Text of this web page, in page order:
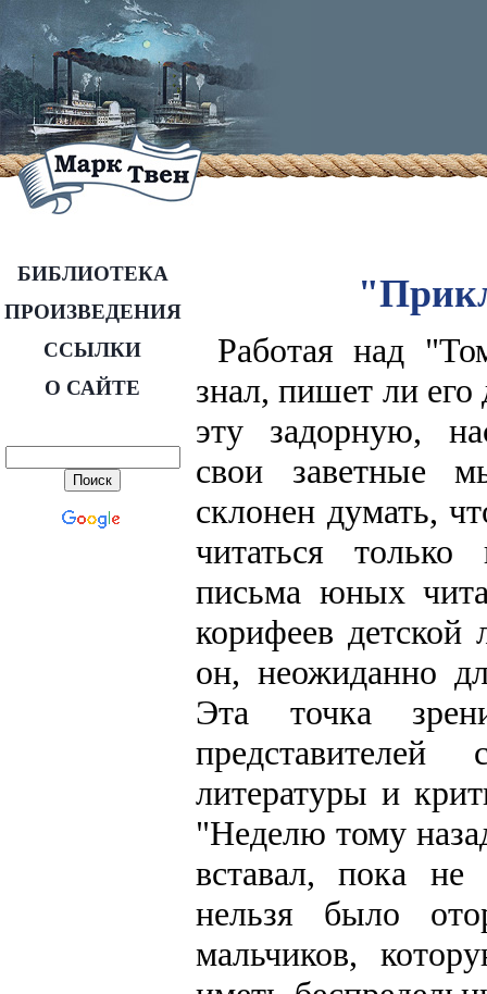
БИБЛИОТЕКА
ПРОИЗВЕДЕНИЯ
ССЫЛКИ
О САЙТЕ
Работая над
знал, пишет ли
эту задорную,
свои заветные
склонен думать,
читаться
письма юных
корифеев детской
он, неожиданно
Эта точка
представителей
литературы и
"Неделю тому
вставал, пока
нельзя было
мальчиков,